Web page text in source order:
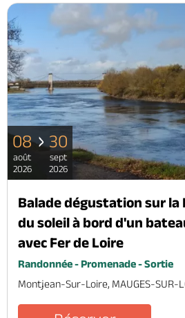
08
août
2026
30
sept
2026
Balade dégustation sur la
du soleil à bord d'un
avec Fer de Loire
Randonnée - Promenade - Sortie
Montjean-Sur-Loire, MAUGES-SUR-